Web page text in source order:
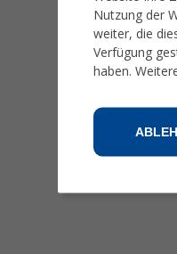
Nutzung der
weiter, die
Verfügung
haben.